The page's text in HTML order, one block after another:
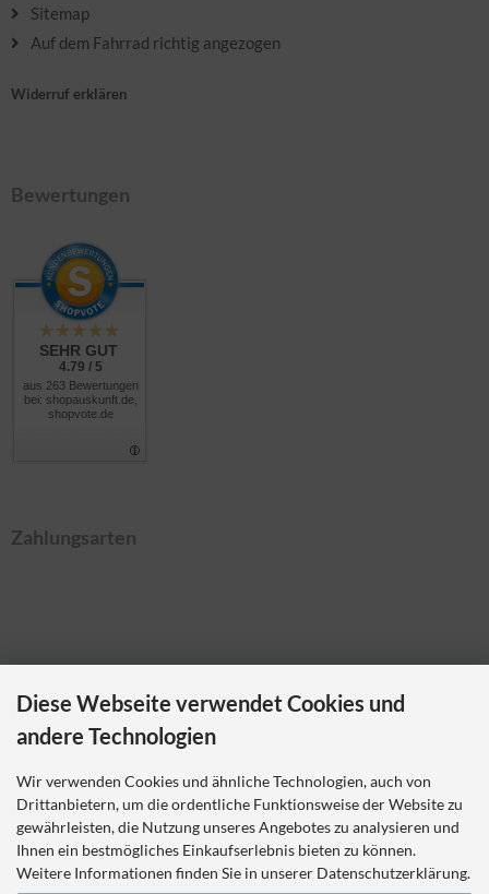
Sitemap
Auf dem Fahrrad richtig angezogen
Widerruf erklären
Bewertungen
SEHR GUT
4.79 / 5
aus 263 Bewertungen
bei: shopauskunft.de,
shopvote.de
Zahlungsarten
Kontakt
Ladybikewear.de
Frau Nicole Theiß
Pellerweg 1
63486 Bruchköbel
Telefon 06181 7023214
nicole.theiss@ladybikewear.de
Diese Webseite verwendet Cookies und
andere Technologien
Wir verwenden Cookies und ähnliche Technologien, auch von
Drittanbietern, um die ordentliche Funktionsweise der Website zu
gewährleisten, die Nutzung unseres Angebotes zu analysieren und
Ihnen ein bestmögliches Einkaufserlebnis bieten zu können.
Weitere Informationen finden Sie in unserer Datenschutzerklärung.